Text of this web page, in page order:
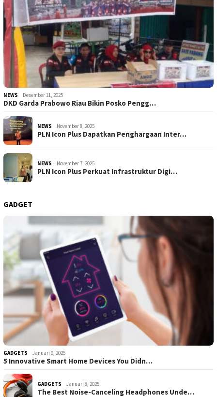
NEWS Desember 11, 2025
DKD Garda Prabowo Riau Bikin Posko Pengg…
NEWS November 8, 2025
PLN Icon Plus Dapatkan Penghargaan Inter…
NEWS November 7, 2025
PLN Icon Plus Perkuat Infrastruktur Digi…
GADGET
GADGETS Januari 9, 2025
5 Innovative Smart Home Devices You Didn…
GADGETS Januari 8, 2025
The Best Noise-Canceling Headphones Unde…